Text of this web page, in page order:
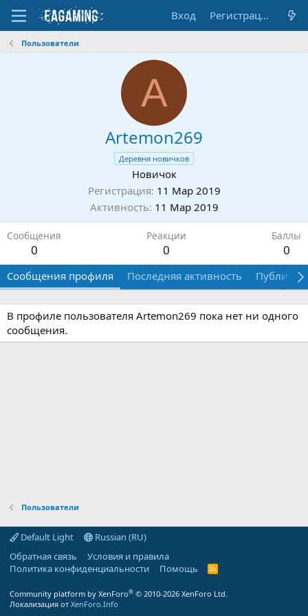
Вход Регистрация
Пользователи
A
Artemon269
Деревня новичков
Новичок
Регистрация 11 Мар 2019
Активность 11 Мар 2019
Сообщения
0
Реакции
0
Баллы
0
Сообщения профиля Последняя активность
В профиле пользователя Artemon269 пока нет ни одного
сообщения.
Пользователи
Default Light
Russian (RU)
Обратная связь
Условия и правила
Политика конфиденциальности
Помощь
R
Community platform by XenForo® © 2010-2026 XenForo Ltd.
Локализация от XenForo.Info